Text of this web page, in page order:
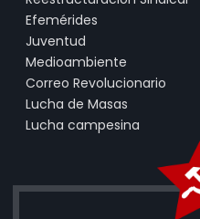
Efemérides
Juventud
Medioambiente
Correo Revolucionario
Lucha de Masas
Lucha campesina